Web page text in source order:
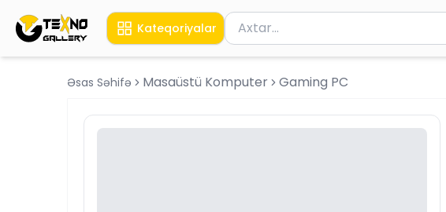
Kateqoriyalar Məhsul axtar
Axtarış üçün ən azı 2 simvol
Əsas Səhifə Masaüstü Komputer Gaming PC